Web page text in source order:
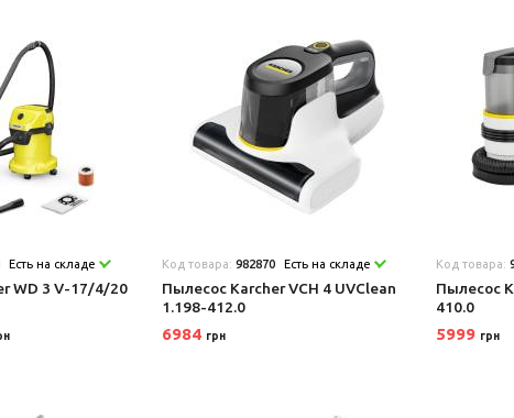
Есть на складе
WD 3 V-17/4/20
Код товара: 982870 Есть на складе
Пылесос Karcher VCH 4 UVClean
1.198-412.0
6984 грн
Код товара:
Пылесос
410.0
5999 грн